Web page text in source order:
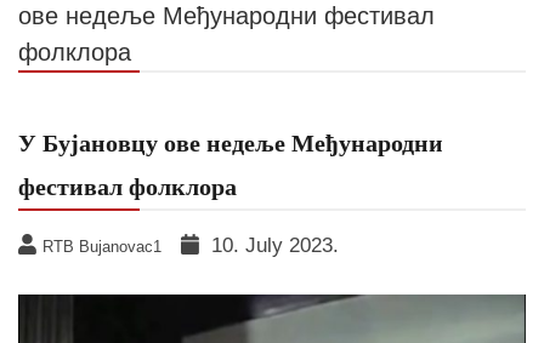
ове недеље Међународни фестивал
фолклора
У Бујановцу ове недеље Међународни
фестивал фолклора
RTB Bujanovac1 10. July 2023.